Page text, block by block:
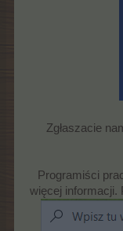
Zgłaszacie
Programiści
więcej informacji.